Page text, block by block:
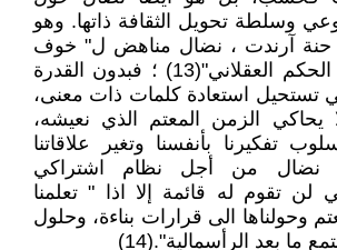
وسلطة تحويل الثقافة ذاتها. وهو
حنة آرندت ، نضال مناهض ل" خوف
واسع الانتشار من الحكم العقلاني"(13) ؛ فبدون القدرة
تستحيل استعادة كلمات ذات معنى،
الزمن المعتم الذي نعيشه،
تفكيرنا بأنفسنا وتغير علاقاتنا
نضال من أجل نظام اشتراكي
لن تقوم له قائمة إلا اذا " تعلمنا
وحولناها الى قرارات بناءة، وحلول
ما بعد الرأسمالية".(14)